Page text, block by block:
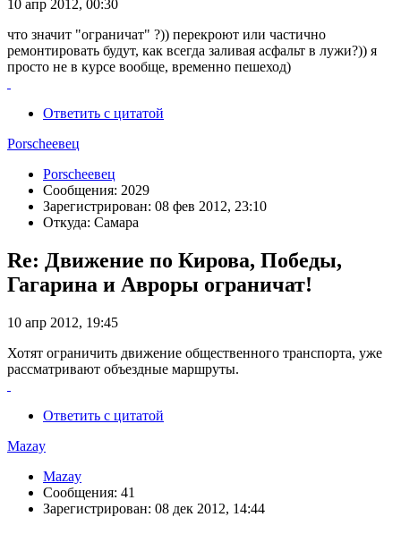
10 апр 2012, 00:30
что значит "ограничат" ?)) перекроют или частично
ремонтировать будут, как всегда заливая асфальт в лужи?)) я
просто не в курсе вообще, временно пешеход)
Ответить с цитатой
Porscheeвец
Porscheeвец
Сообщения: 2029
Зарегистрирован: 08 фев 2012, 23:10
Откуда: Самара
Re: Движение по Кирова, Победы,
Гагарина и Авроры ограничат!
10 апр 2012, 19:45
Хотят ограничить движение общественного транспорта, уже
рассматривают объездные маршруты.
Ответить с цитатой
Mazay
Mazay
Сообщения: 41
Зарегистрирован: 08 дек 2012, 14:44